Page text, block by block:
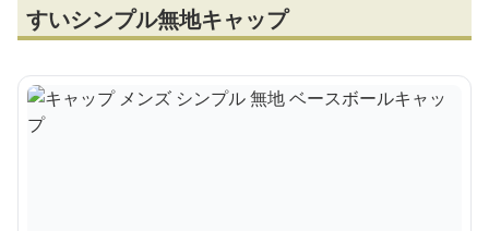
すいシンプル無地キャップ